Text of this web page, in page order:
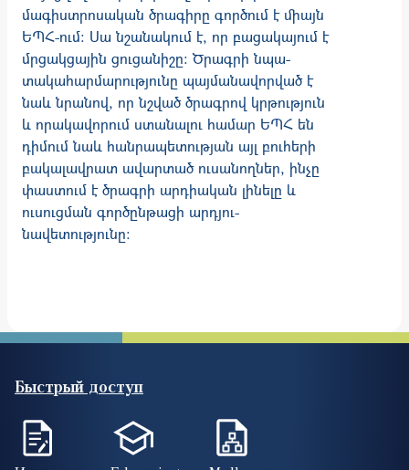
մագիստրոսական ծրագիրը գործում է միայն
ԵՊՀ-ում: Սա նշանակում է, որ բացակայում է
մրցակցային ցուցանիշը: Ծրագրի նպա­
տակահարմարությունը պայմանավորված է
նաև նրանով, որ նշված ծրագրով կրթություն
և որակավորում ստանալու համար ԵՊՀ են
դիմում նաև հանրապետության այլ բուհերի
բակալավրատ ավարտած ուսանողներ, ինչը
փաստում է ծրագրի արդիական լինելը և
ուսուց­ման գործընթացի արդյու­
նավետությունը:
Быстрый доступ